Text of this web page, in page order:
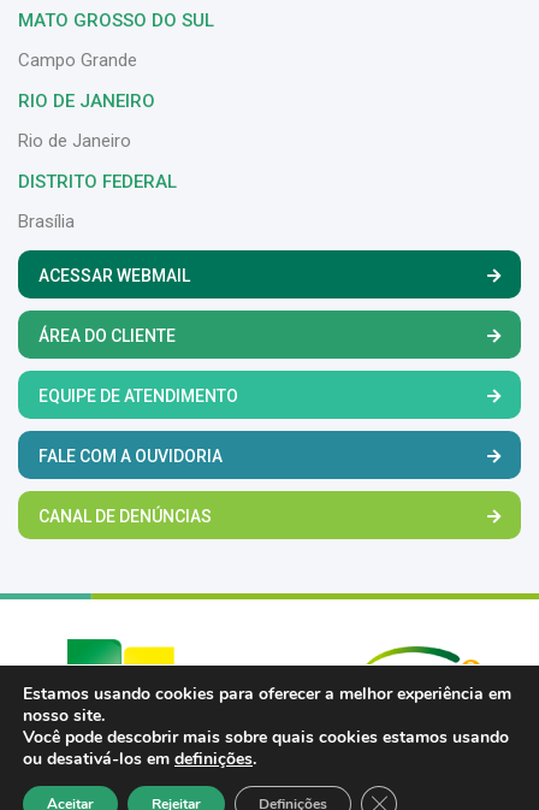
MATO GROSSO DO SUL
Campo Grande
RIO DE JANEIRO
Rio de Janeiro
DISTRITO FEDERAL
Brasília
ACESSAR WEBMAIL
ÁREA DO CLIENTE
EQUIPE DE ATENDIMENTO
FALE COM A OUVIDORIA
CANAL DE DENÚNCIAS
Estamos usando cookies para oferecer a melhor experiência em
nosso site.
Você pode descobrir mais sobre quais cookies estamos usando
ou desativá-los em definições.
Aceitar Rejeitar Definições Close GDPR Cookie